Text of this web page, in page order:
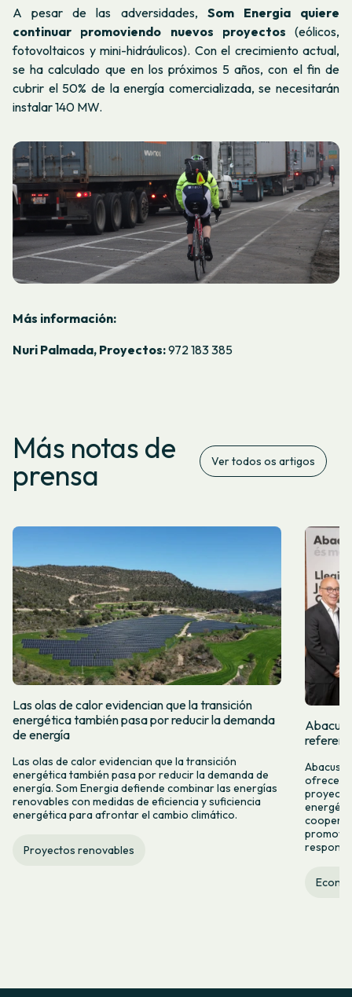
A pesar de las adversidades, Som Energia quiere
continuar promoviendo nuevos proyectos (eólicos,
fotovoltaicos y mini-hidráulicos). Con el crecimiento actual,
se ha calculado que en los próximos 5 años, con el fin de
cubrir el 50% de la energía comercializada, se necesitarán
instalar 140 MW.
Más información:
Nuri Palmada, Proyectos:972 183 385
Más notas de
prensa Ver todos os artigos
Las olas de calor evidencian que la transición
energética también pasa por reducir la demanda
de energía
Las olas de calor evidencian que la transición
energética también pasa por reducir la demanda de
energía. Som Energia defiende combinar las energías
renovables con medidas de eficiencia y suficiencia
energética para afrontar el cambio climático.
Proyectos renovables
Abacus
Abacus
ofrecer